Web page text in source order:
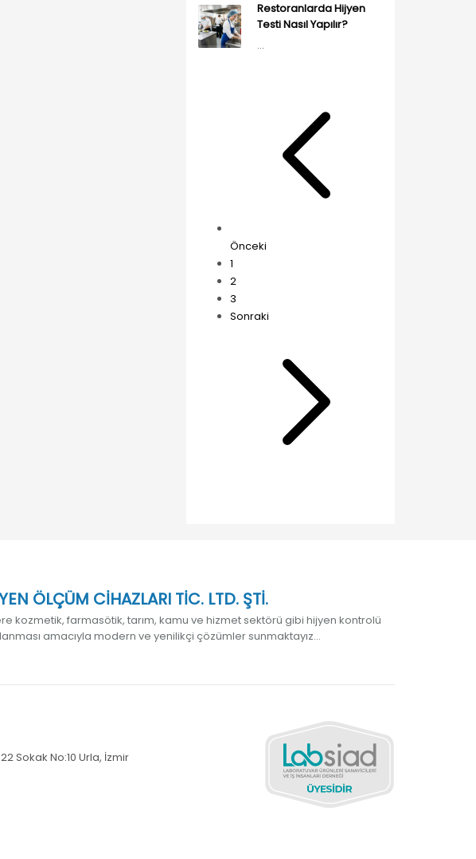
Restoranlarda Hijyen
Testi Nasıl Yapılır?
...
Önceki
1
2
3
Sonraki
ÖLÇÜM CİHAZLARI TİC. LTD. ŞTİ.
kozmetik, farmasötik, tarım, kamu ve hizmet sektörü gibi hijyen kontrolü
amacıyla modern ve yenilikçi çözümler sunmaktayız...
Sokak No:10 Urla, İzmir